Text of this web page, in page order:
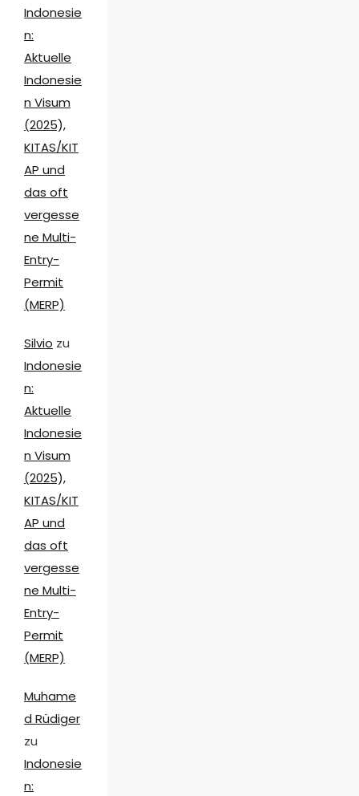
Indonesie
n:
Aktuelle
Indonesie
n Visum
(2025),
KITAS/KIT
AP und
das oft
vergesse
ne Multi-
Entry-
Permit
(MERP)
Silvio zu
Indonesie
n:
Aktuelle
Indonesie
n Visum
(2025),
KITAS/KIT
AP und
das oft
vergesse
ne Multi-
Entry-
Permit
(MERP)
Muhame
d Rüdiger
zu
Indonesie
n: